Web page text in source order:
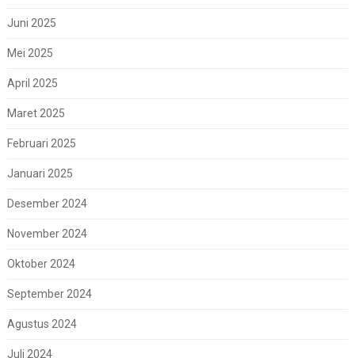
Juni 2025
Mei 2025
April 2025
Maret 2025
Februari 2025
Januari 2025
Desember 2024
November 2024
Oktober 2024
September 2024
Agustus 2024
Juli 2024